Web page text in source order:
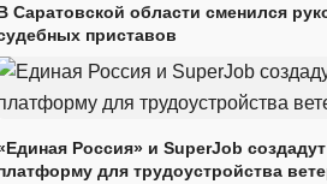
Саратовской области сменился
приставов
Россия» и SuperJob
для трудоустройства